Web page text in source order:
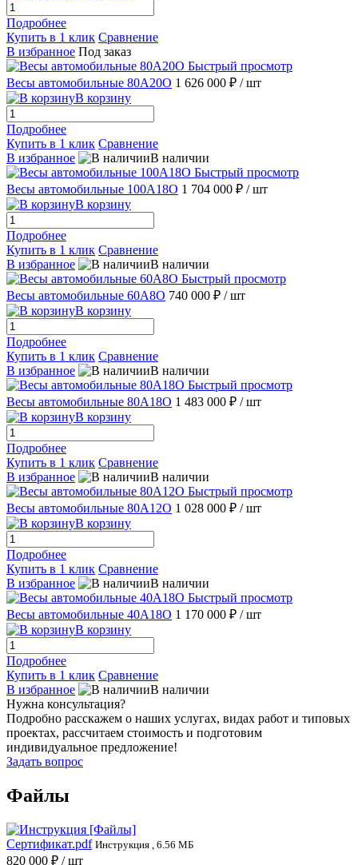
Подробнее
Купить в 1 клик Сравнение
В избранное Под заказ
Быстрый просмотр
Весы автомобильные 80А20О 1 626 000 ₽ / шт
В корзину
Подробнее
Купить в 1 клик Сравнение
В избранное
В наличии
Быстрый просмотр
Весы автомобильные 100А18О 1 704 000 ₽ / шт
В корзину
Подробнее
Купить в 1 клик Сравнение
В избранное
В наличии
Быстрый просмотр
Весы автомобильные 60А8О 740 000 ₽ / шт
В корзину
Подробнее
Купить в 1 клик Сравнение
В избранное
В наличии
Быстрый просмотр
Весы автомобильные 80А18О 1 483 000 ₽ / шт
В корзину
Подробнее
Купить в 1 клик Сравнение
В избранное
В наличии
Быстрый просмотр
Весы автомобильные 80А12О 1 028 000 ₽ / шт
В корзину
Подробнее
Купить в 1 клик Сравнение
В избранное
В наличии
Быстрый просмотр
Весы автомобильные 40А18О 1 170 000 ₽ / шт
В корзину
Подробнее
Купить в 1 клик Сравнение
В избранное
В наличии
Нужна консультация?
Подробно расскажем о наших услугах, видах работ и типовых
проектах, рассчитаем стоимость и подготовим
индивидуальное предложение!
Задать вопрос
Файлы
Сертификат.pdf Инструкция , 6.56 МБ
820 000 ₽ / шт